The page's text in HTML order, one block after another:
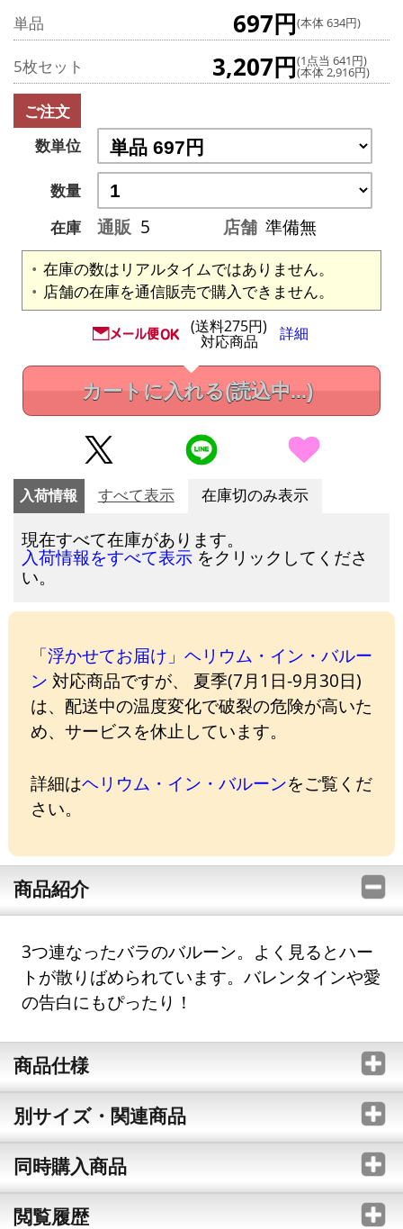
単品 697円(本体 634円)
5枚セット 3,207円(1点当 641円)
(本体 2,916円)
ご注文
数単位
数量
在庫
通販 5 店舗 準備無
在庫の数はリアルタイムではありません。
店舗の在庫を通信販売で購入できません。
(送料275円)
対応商品 詳細
カートに入れる(読込中...)
入荷情報 すべて表示 在庫切のみ表示
現在すべて在庫があります。
入荷情報をすべて表示 をクリックしてくださ
い。
「浮かせてお届け」ヘリウム・イン・バルー
ン 対応商品ですが、 夏季(7月1日-9月30日)
は、配送中の温度変化で破裂の危険が高いた
め、サービスを休止しています。
詳細はヘリウム・イン・バルーンをご覧くだ
さい。
商品紹介
3つ連なったバラのバルーン。よく見るとハー
トが散りばめられています。バレンタインや愛
の告白にもぴったり！
商品仕様
別サイズ・関連商品
同時購入商品
閲覧履歴